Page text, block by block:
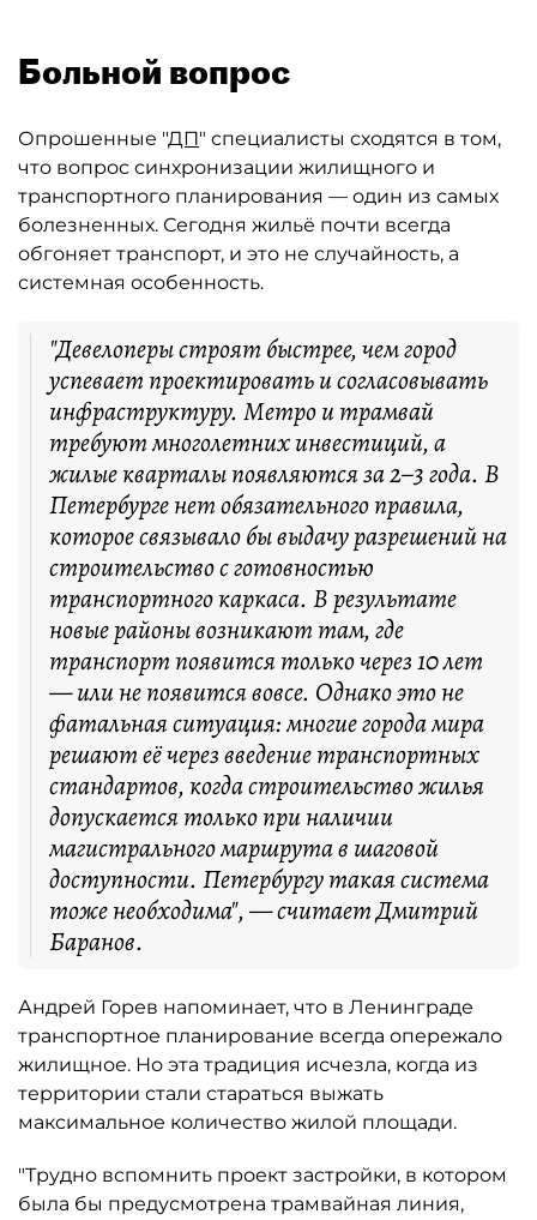
Больной вопрос
Опрошенные "ДП" специалисты сходятся в том,
что вопрос синхронизации жилищного и
транспортного планирования — один из самых
болезненных. Сегодня жильё почти всегда
обгоняет транспорт, и это не случайность, а
системная особенность.
"Девелоперы строят быстрее, чем город
успевает проектировать и согласовывать
инфраструктуру. Метро и трамвай
требуют многолетних инвестиций, а
жилые кварталы появляются за 2–3 года. В
Петербурге нет обязательного правила,
которое связывало бы выдачу разрешений на
строительство с готовностью
транспортного каркаса. В результате
новые районы возникают там, где
транспорт появится только через 10 лет
— или не появится вовсе. Однако это не
фатальная ситуация: многие города мира
решают её через введение транспортных
стандартов, когда строительство жилья
допускается только при наличии
магистрального маршрута в шаговой
доступности. Петербургу такая система
тоже необходима", — считает Дмитрий
Баранов.
Андрей Горев напоминает, что в Ленинграде
транспортное планирование всегда опережало
жилищное. Но эта традиция исчезла, когда из
территории стали стараться выжать
максимальное количество жилой площади.
"Трудно вспомнить проект застройки, в котором
была бы предусмотрена трамвайная линия,